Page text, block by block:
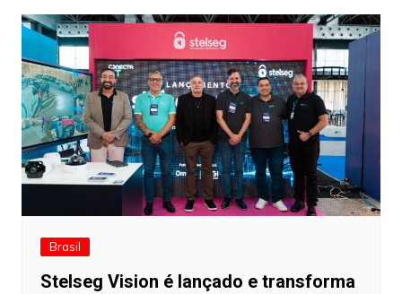
artigos
Brasil
Stelseg Vision é lançado e transforma